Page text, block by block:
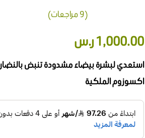
4.44
من 5
بناءً على
تقييم
عملاء
(
9مراجعات)
1,000.00ر.س
استعدي لبشرة بيضاء مشدودة تنبض
اكسوزوم الملكية